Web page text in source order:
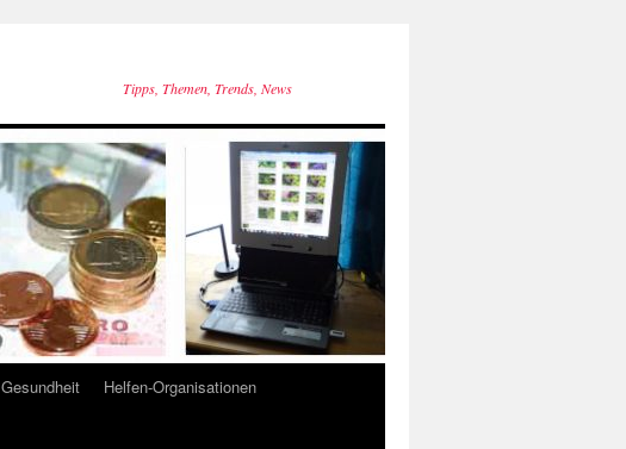
Tipps, Themen, Trends, News
Gesundheit
Helfen-Organisationen